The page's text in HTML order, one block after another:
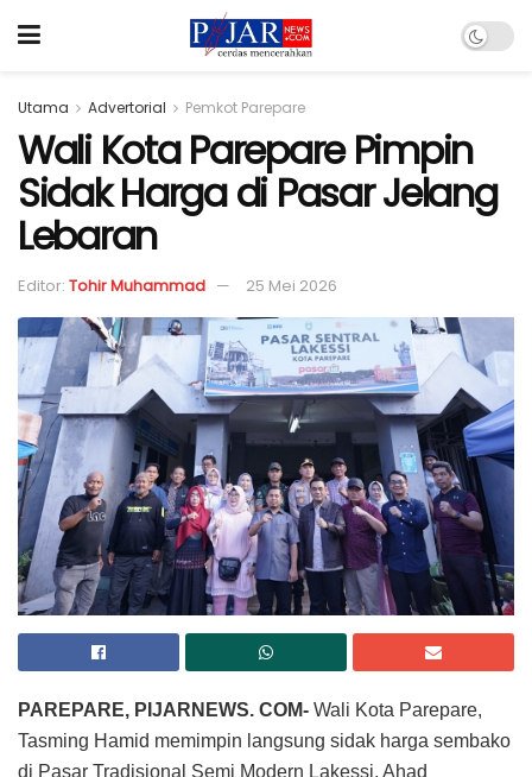
Utama Advertorial Pemkot Parepare
Wali Kota Parepare Pimpin
Sidak Harga di Pasar Jelang
Lebaran
Editor: Tohir Muhammad 25 Mei 2026
PAREPARE, PIJARNEWS. COM- Wali Kota Parepare,
Tasming Hamid memimpin langsung sidak harga sembako
di Pasar Tradisional Semi Modern Lakessi, Ahad